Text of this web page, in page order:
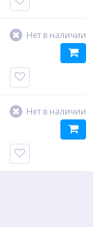
Нет в наличии
Нет в наличии